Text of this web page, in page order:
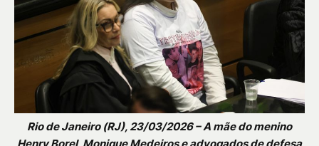
Rio de Janeiro (RJ), 23/03/2026 – A mãe do menino